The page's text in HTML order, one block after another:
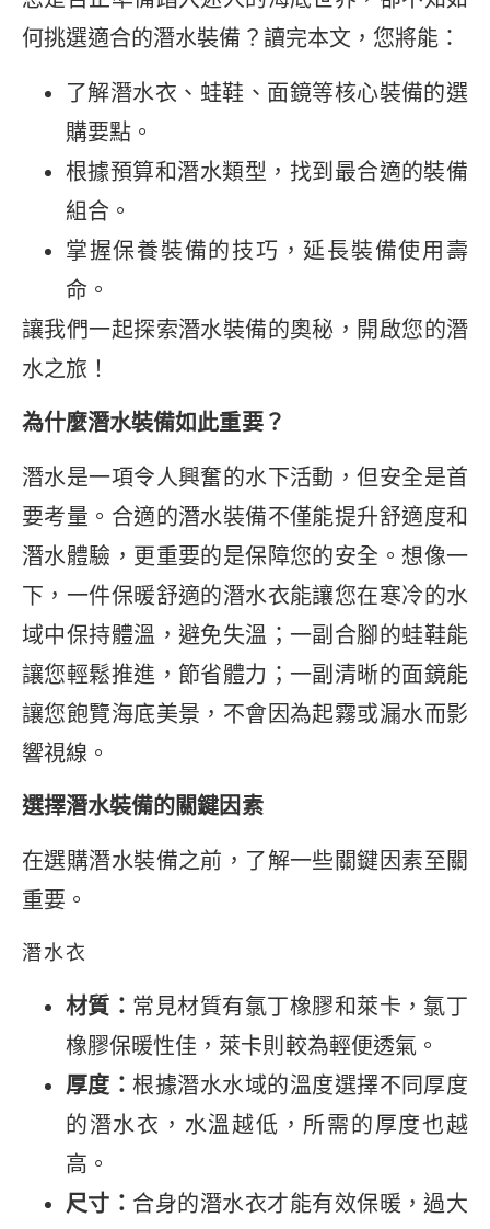
何挑選適合的潛水裝備？讀完本文，您將能：
了解潛水衣、蛙鞋、面鏡等核心裝備的選
購要點。
根據預算和潛水類型，找到最合適的裝備
組合。
掌握保養裝備的技巧，延長裝備使用壽
命。
讓我們一起探索潛水裝備的奧秘，開啟您的潛
水之旅！
為什麼潛水裝備如此重要？
潛水是一項令人興奮的水下活動，但安全是首
要考量。合適的潛水裝備不僅能提升舒適度和
潛水體驗，更重要的是保障您的安全。想像一
下，一件保暖舒適的潛水衣能讓您在寒冷的水
域中保持體溫，避免失溫；一副合腳的蛙鞋能
讓您輕鬆推進，節省體力；一副清晰的面鏡能
讓您飽覽海底美景，不會因為起霧或漏水而影
響視線。
選擇潛水裝備的關鍵因素
在選購潛水裝備之前，了解一些關鍵因素至關
重要。
潛水衣
材質： 常見材質有氯丁橡膠和萊卡，氯丁
橡膠保暖性佳，萊卡則較為輕便透氣。
厚度：根據潛水水域的溫度選擇不同厚度
的潛水衣，水溫越低，所需的厚度也越
高。
尺寸： 合身的潛水衣才能有效保暖，過大